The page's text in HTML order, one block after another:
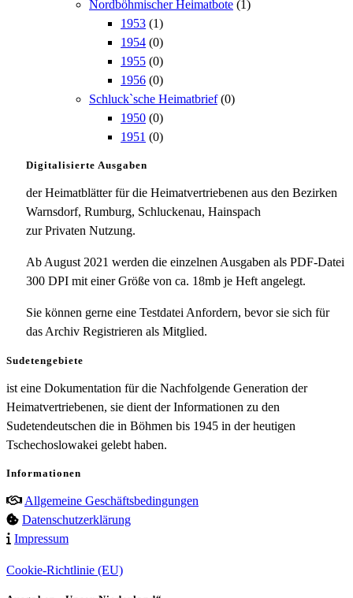
Nordböhmischer Heimatbote (1)
1953 (1)
1954 (0)
1955 (0)
1956 (0)
Schluck`sche Heimatbrief (0)
1950 (0)
1951 (0)
Digitalisierte Ausgaben
der Heimatblätter für die Heimatvertriebenen aus den Bezirken
Warnsdorf, Rumburg, Schluckenau, Hainspach
zur Privaten Nutzung.
Ab August 2021 werden die einzelnen Ausgaben als PDF-Datei
300 DPI mit einer Größe von ca. 18mb je Heft angelegt.
Sie können gerne eine Testdatei Anfordern, bevor sie sich für
das Archiv Registrieren als Mitglied.
Sudetengebiete
ist eine Dokumentation für die Nachfolgende Generation der
Heimatvertriebenen, sie dient der Informationen zu den
Sudetendeutschen die in Böhmen bis 1945 in der heutigen
Tschechoslowakei gelebt haben.
Informationen
Allgemeine Geschäftsbedingungen
Datenschutzerklärung
Impressum
Cookie-Richtlinie (EU)